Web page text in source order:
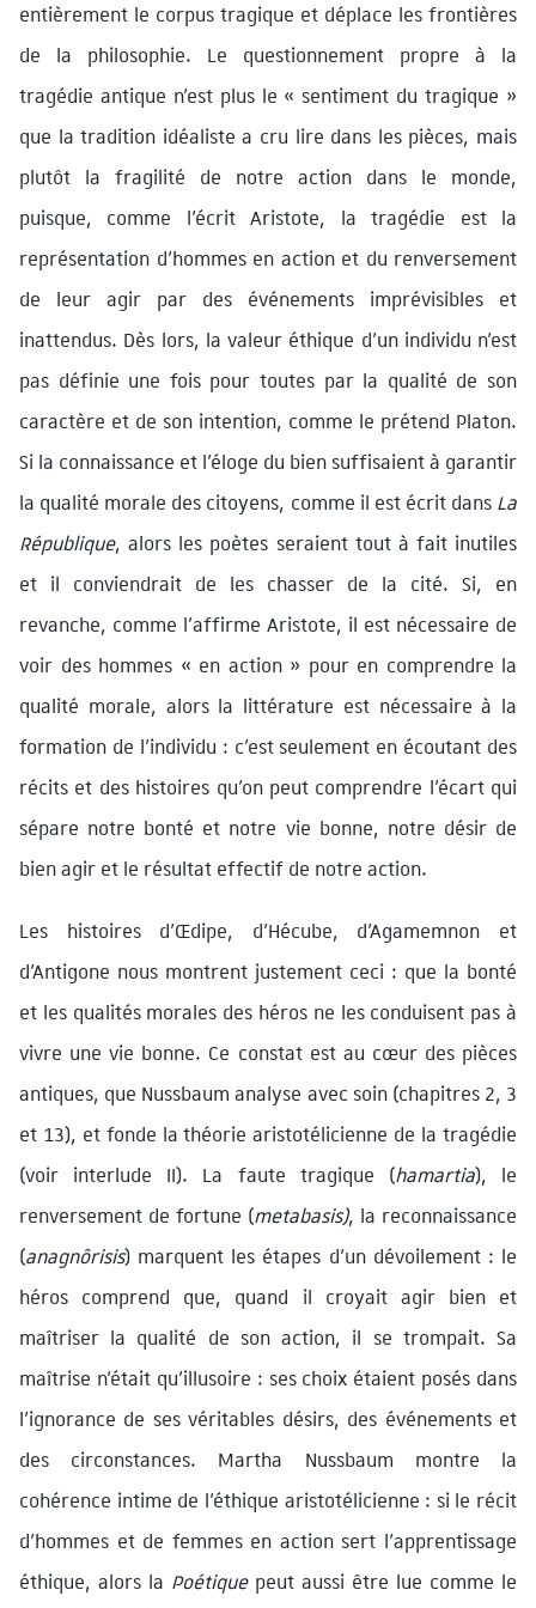
entièrement le corpus tragique et déplace les frontières
de la philosophie. Le questionnement propre à la
tragédie antique n’est plus le « sentiment du tragique »
que la tradition idéaliste a cru lire dans les pièces, mais
plutôt la fragilité de notre action dans le monde,
puisque, comme l’écrit Aristote, la tragédie est la
représentation d’hommes en action et du renversement
de leur agir par des événements imprévisibles et
inattendus. Dès lors, la valeur éthique d’un individu n’est
pas définie une fois pour toutes par la qualité de son
caractère et de son intention, comme le prétend Platon.
Si la connaissance et l’éloge du bien suffisaient à garantir
la qualité morale des citoyens, comme il est écrit dans La
République, alors les poètes seraient tout à fait inutiles
et il conviendrait de les chasser de la cité. Si, en
revanche, comme l’affirme Aristote, il est nécessaire de
voir des hommes « en action » pour en comprendre la
qualité morale, alors la littérature est nécessaire à la
formation de l’individu : c’est seulement en écoutant des
récits et des histoires qu’on peut comprendre l’écart qui
sépare notre bonté et notre vie bonne, notre désir de
bien agir et le résultat effectif de notre action.
Les histoires d’Œdipe, d’Hécube, d’Agamemnon et
d’Antigone nous montrent justement ceci : que la bonté
et les qualités morales des héros ne les conduisent pas à
vivre une vie bonne. Ce constat est au cœur des pièces
antiques, que Nussbaum analyse avec soin (chapitres 2, 3
et 13), et fonde la théorie aristotélicienne de la tragédie
(voir interlude II). La faute tragique (hamartia), le
renversement de fortune (metabasis), la reconnaissance
(anagnôrisis) marquent les étapes d’un dévoilement : le
héros comprend que, quand il croyait agir bien et
maîtriser la qualité de son action, il se trompait. Sa
maîtrise n’était qu’illusoire : ses choix étaient posés dans
l’ignorance de ses véritables désirs, des événements et
des circonstances. Martha Nussbaum montre la
cohérence intime de l’éthique aristotélicienne : si le récit
d’hommes et de femmes en action sert l’apprentissage
éthique, alors la Poétiquepeut aussi être lue comme le